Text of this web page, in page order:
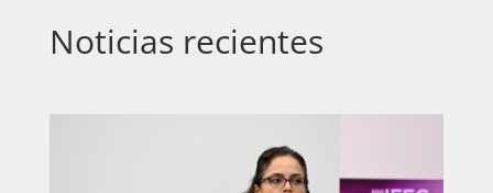
Noticias recientes